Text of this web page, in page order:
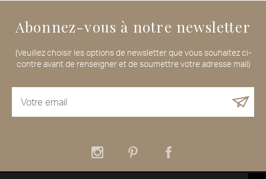
Abonnez-vous à notre newsletter
(Veuillez choisir les options de newsletter que vous souhaitez ci-
contre avant de renseigner et de soumettre votre adresse mail)